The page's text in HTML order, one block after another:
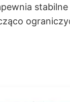
stabilne